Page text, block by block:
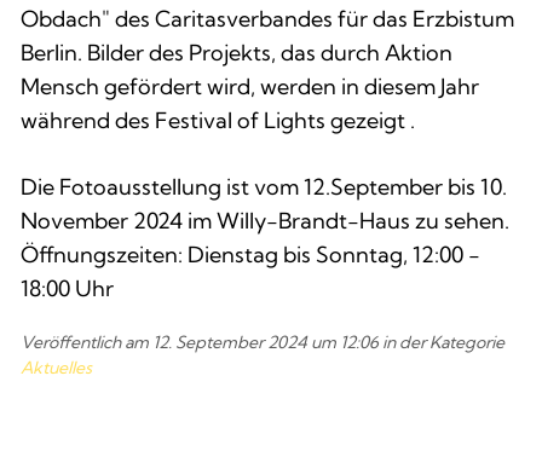
Obdach" des Caritasverbandes für das Erzbistum
Berlin. Bilder des Projekts, das durch Aktion
Mensch gefördert wird, werden in diesem Jahr
während des Festival of Lights gezeigt .
Die Fotoausstellung ist vom 12.September bis 10.
November 2024 im Willy-Brandt-Haus zu sehen.
Öffnungszeiten: Dienstag bis Sonntag, 12:00 -
18:00 Uhr
Veröffentlich am 12. September 2024 um 12:06
in der Kategorie
Aktuelles